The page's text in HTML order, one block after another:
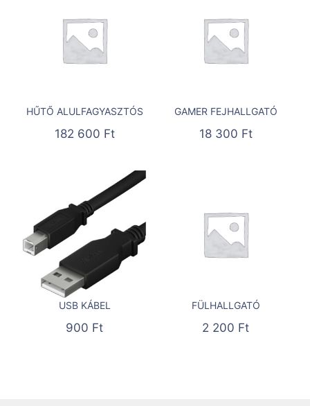
HŰTŐ ALULFAGYASZTÓS
182 600 Ft
GAMER FEJHALLGATÓ
18 300 Ft
USB KÁBEL
900 Ft
FÜLHALLGATÓ
2 200 Ft